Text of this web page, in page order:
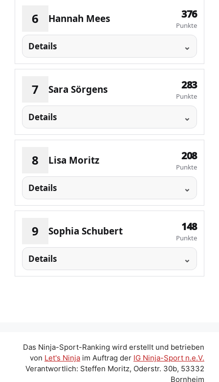
6 Hannah Mees 376
Punkte
Details
7 Sara Sörgens 283
Punkte
Details
8 Lisa Moritz 208
Punkte
Details
9 Sophia Schubert 148
Punkte
Details
Das Ninja-Sport-Ranking wird erstellt und betrieben
von Let's Ninja im Auftrag der IG Ninja-Sport n.e.V.
Verantwortlich: Steffen Moritz, Oderstr. 30b, 53332
Bornheim